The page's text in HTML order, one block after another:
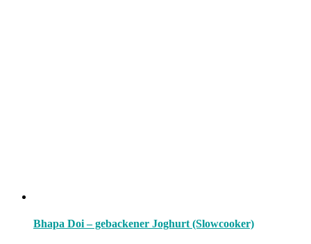
Bhapa Doi – gebackener Joghurt (Slowcooker)